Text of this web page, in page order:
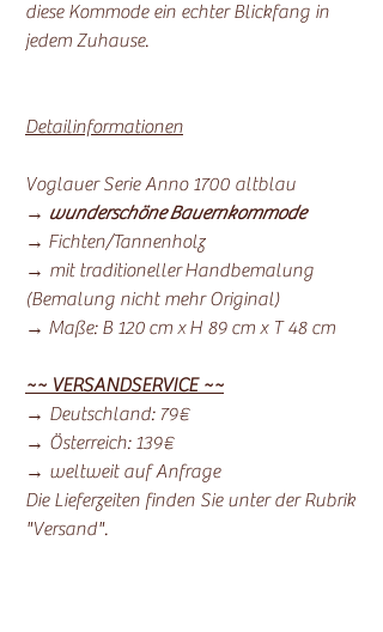
diese Kommode ein echter Blickfang in
jedem Zuhause.
Detailinformationen
Voglauer Serie Anno 1700 altblau
→ wunderschöne Bauernkommode
→ Fichten/Tannenholz
→ mit traditioneller Handbemalung
(Bemalung nicht mehr Original)
→ Maße: B 120 cm x H 89 cm x T 48 cm
~~ VERSANDSERVICE ~~
→ Deutschland: 79€
→ Österreich: 139€
→ weltweit auf Anfrage
Die Lieferzeiten finden Sie unter der Rubrik
"Versand".